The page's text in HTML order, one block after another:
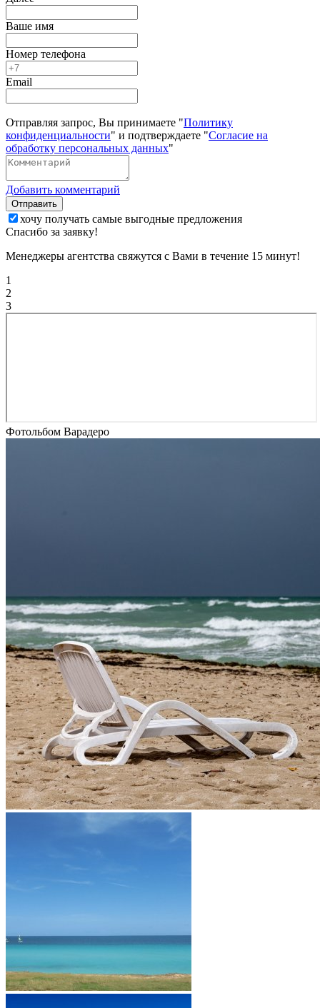
Ваше имя
Номер телефона
Email
Отправляя запрос, Вы принимаете "Политику
конфиденциальности" и подтверждаете "Согласие на
обработку персональных данных"
Добавить комментарий
Отправить
хочу получать самые выгодные предложения
Спасибо за заявку!
Менеджеры агентства свяжутся с Вами в течение 15 минут!
1
2
3
Фотольбом Варадеро